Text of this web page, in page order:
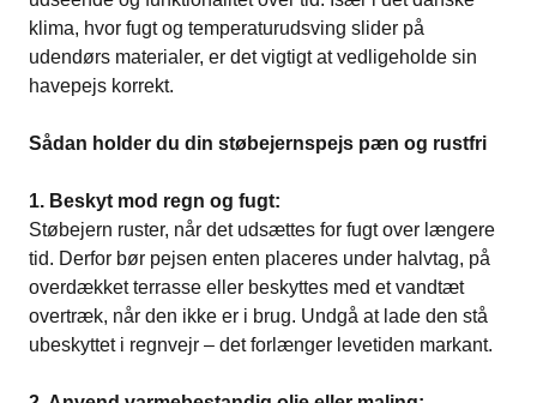
klima, hvor fugt og temperaturudsving slider på
udendørs materialer, er det vigtigt at vedligeholde sin
havepejs korrekt.
Sådan holder du din støbejernspejs pæn og rustfri
1. Beskyt mod regn og fugt:
Støbejern ruster, når det udsættes for fugt over længere
tid. Derfor bør pejsen enten placeres under halvtag, på
overdækket terrasse eller beskyttes med et vandtæt
overtræk, når den ikke er i brug. Undgå at lade den stå
ubeskyttet i regnvejr – det forlænger levetiden markant.